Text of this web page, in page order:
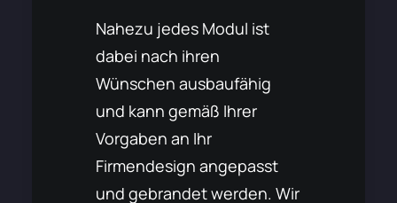
Nahezu jedes Modul ist
dabei nach ihren
Wünschen ausbaufähig
und kann gemäß Ihrer
Vorgaben an Ihr
Firmendesign angepasst
und gebrandet werden. Wir